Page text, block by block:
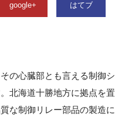
google+ はてブ
の心臓部とも言える制御シ
北海道十勝地方に拠点を置
な制御リレー部品の製造に